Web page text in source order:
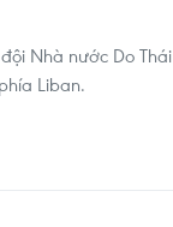
Nhà nước Do Thái
Liban.